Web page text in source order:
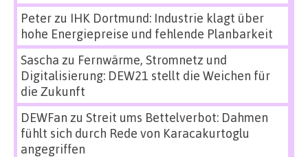
Peterzu IHK Dortmund: Industrie klagt über
hohe Energiepreise und fehlende Planbarkeit
Sascha zu Fernwärme, Stromnetz und
Digitalisierung: DEW21 stellt die Weichen für
die Zukunft
DEWFan zu Streit ums Bettelverbot: Dahmen
fühlt sich durch Rede von Karacakurtoglu
angegriffen